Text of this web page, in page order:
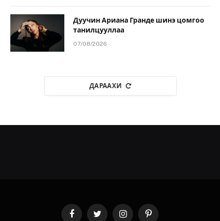
Дуучин Ариана Гранде шинэ цомгоо
танилцууллаа
07/08/2026
ДАРААХИ
FacebookTwitter InstagramPinterest